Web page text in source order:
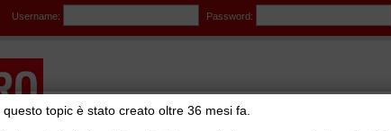
Username: Password:
questo topic è stato creato oltre 36 mesi fa.